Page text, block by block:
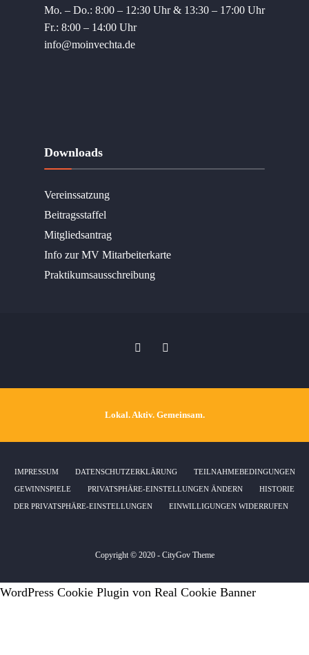
Mo. – Do.: 8:00 – 12:30 Uhr & 13:30 – 17:00 Uhr
Fr.: 8:00 – 14:00 Uhr
info@moinvechta.de
Downloads
Vereinssatzung
Beitragsstaffel
Mitgliedsantrag
Info zur MV Mitarbeiterkarte
Praktikumsausschreibung
Lokal. Aktiv. Gemeinsam.
IMPRESSUM DATENSCHUTZERKLÄRUNG TEILNAHMEBEDINGUNGEN
GEWINNSPIELE PRIVATSPHÄRE-EINSTELLUNGEN ÄNDERN HISTORIE
DER PRIVATSPHÄRE-EINSTELLUNGEN EINWILLIGUNGEN WIDERRUFEN
Copyright © 2020 - CityGov Theme
WordPress Cookie Plugin von Real Cookie Banner